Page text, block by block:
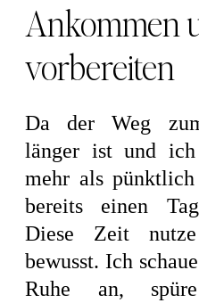
Ankommen
vorbereiten
Da der Weg
länger ist und
mehr als
bereits einen
Diese Zeit
bewusst. Ich
Ruhe an,